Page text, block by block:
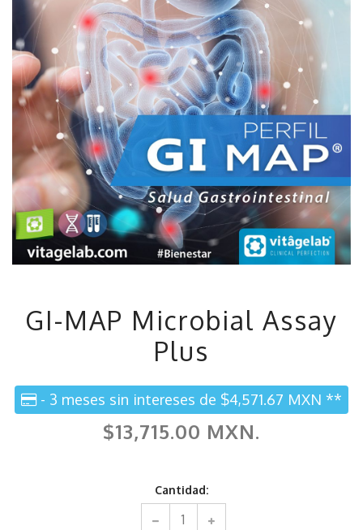
GI-MAP Microbial Assay
Plus
- 3 meses sin intereses de $4,571.67 MXN **
$13,715.00 MXN.
Cantidad: